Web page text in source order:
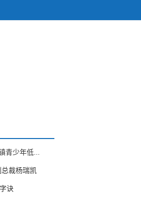
青少年低...
裁杨瑞凯
诀